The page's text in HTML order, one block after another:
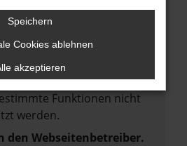
dein Browser und dein
auf dem neuesten Stand
birgt nicht nur ein
sondern kann auch dazu
Funktionen nicht
werden.
den Webseitenbetreiber.
Speichern
Cookies ablehnen
akzeptieren